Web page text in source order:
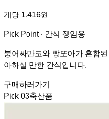
개당 1,416원
Pick Point · 간식 쟁임용
붕어싸만코와 빵또아가 혼합
아하실 만한 간식입니다.
구매하러가기
Pick 03축산품